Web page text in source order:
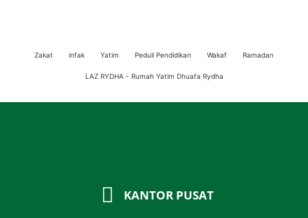
Zakat infak Yatim Peduli Pendidikan Wakaf Ramadan
LAZ RYDHA - Rumah Yatim Dhuafa Rydha
KANTOR PUSAT